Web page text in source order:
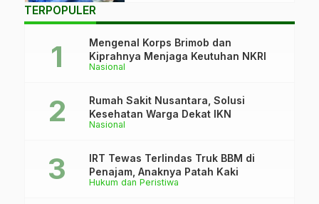
TERPOPULER
Nasional
Mengenal Korps Brimob dan
Kiprahnya Menjaga Keutuhan NKRI
Nasional
Rumah Sakit Nusantara, Solusi
Kesehatan Warga Dekat IKN
Hukum dan Peristiwa
IRT Tewas Terlindas Truk BBM di
Penajam, Anaknya Patah Kaki